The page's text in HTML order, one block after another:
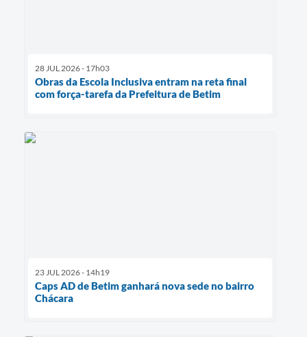
28 JUL 2026 - 17h03
Obras da Escola Inclusiva entram na reta final
com força-tarefa da Prefeitura de Betim
23 JUL 2026 - 14h19
Caps AD de Betim ganhará nova sede no bairro
Chácara